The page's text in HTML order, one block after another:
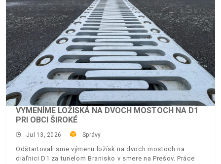
VYMENÍME LOŽISKÁ NA DVOCH MOSTOCH NA D1
PRI OBCI ŠIROKÉ
Jul 13, 2026 Správy
Odštartovali sme výmenu ložísk na dvoch mostoch na
diaľnici D1 za tunelom Branisko v smere na Prešov. Práce